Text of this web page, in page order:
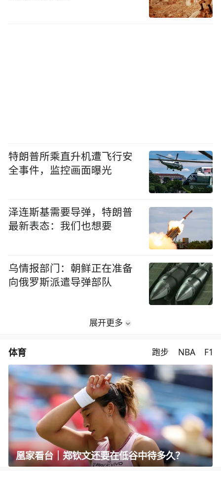
特朗普所乘直升机遭飞行安
全事件，监控画面曝光
泽连斯基需要导弹，特朗普
最新表态：我们也想要
乌情报部门：朝鲜正在准备
向俄罗斯派遣导弹部队
展开更多
体育 跑步 NBA F1
凰家看台｜郑钦文还要在低谷中待多久？